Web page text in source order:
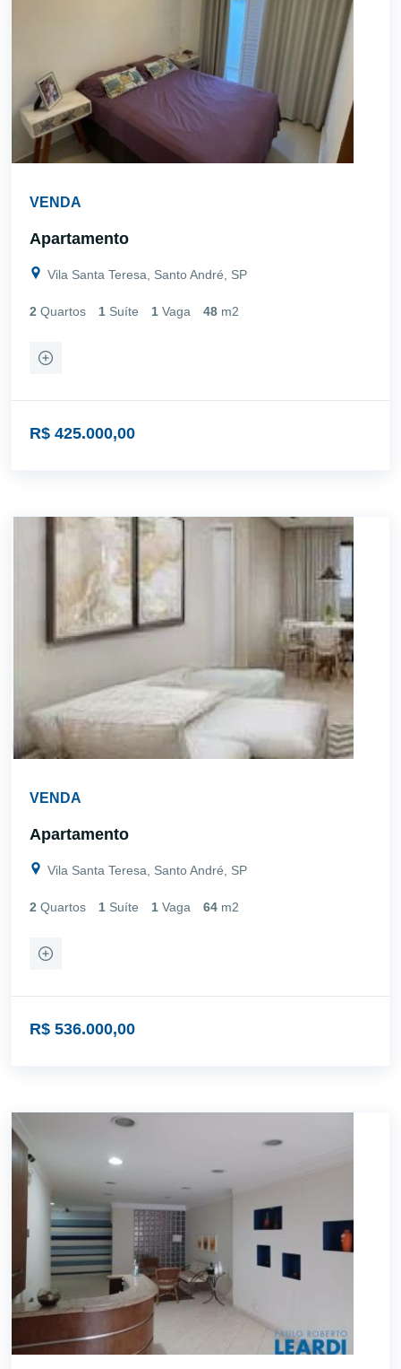
VENDA
Apartamento
Vila Santa Teresa, Santo André, SP
2 Quartos 1 Suíte 1 Vaga 48 m2
R$ 425.000,00
VENDA
Apartamento
Vila Santa Teresa, Santo André, SP
2 Quartos 1 Suíte 1 Vaga 64 m2
R$ 536.000,00